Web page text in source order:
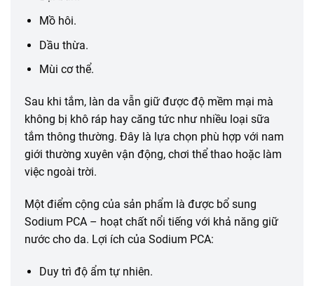
Mồ hôi.
Dầu thừa.
Mùi cơ thể.
Sau khi tắm, làn da vẫn giữ được độ mềm mại mà
không bị khô ráp hay căng tức như nhiều loại sữa
tắm thông thường. Đây là lựa chọn phù hợp với nam
giới thường xuyên vận động, chơi thể thao hoặc làm
việc ngoài trời.
Một điểm cộng của sản phẩm là được bổ sung
Sodium PCA – hoạt chất nổi tiếng với khả năng giữ
nước cho da. Lợi ích của Sodium PCA:
Duy trì độ ẩm tự nhiên.